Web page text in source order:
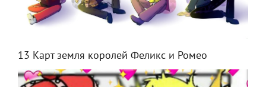
13 Карт земля королей Феликс и Ромео